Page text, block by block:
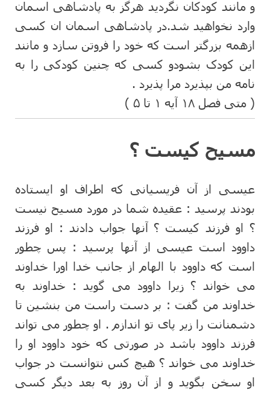
و مانند کودکان نگردید هرگز به پادشاهی اسمان
وارد نخواهید شد.در پادشاهی اسمان ان کسی
ازهمه بزرگتر است که خود را فروتن سازد و مانند
این کودک بشودو کسی که چنین کودکی را به
نامه من بپذیرد مرا پذیرد .
( متی فصل ۱۸ آیه ۱ تا ۵ )
مسیح کیست ؟
عیسی از آن فریسیانی که اطراف او ایستاده
بودند پرسید : عقیده شما در مورد مسیح نیست
؟ او فرزند کیست ؟ آنها جواب دادند : او فرزند
داوود است عیسی از آنها پرسید : پس چطور
است که داوود با الهام از جانب خدا اورا خداوند
می خواند ؟ زیرا داوود می گوید : خداوند به
خداوند من گفت : بر دست راست من بنشین تا
دشمنانت را زیر پای تو اندازم . او چطور می تواند
فرزند داوود باشد در صورتی که خود داوود او را
خداوند می خواند ؟ هیچ کس نتوانست در جواب
او سخن بگوید و از آن روز به بعد دیگر کسی